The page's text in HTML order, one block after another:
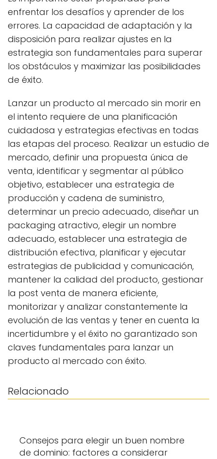
enfrentar los desafíos y aprender de los
errores. La capacidad de adaptación y la
disposición para realizar ajustes en la
estrategia son fundamentales para superar
los obstáculos y maximizar las posibilidades
de éxito.
Lanzar un producto al mercado sin morir en
el intento requiere de una planificación
cuidadosa y estrategias efectivas en todas
las etapas del proceso. Realizar un estudio de
mercado, definir una propuesta única de
venta, identificar y segmentar al público
objetivo, establecer una estrategia de
producción y cadena de suministro,
determinar un precio adecuado, diseñar un
packaging atractivo, elegir un nombre
adecuado, establecer una estrategia de
distribución efectiva, planificar y ejecutar
estrategias de publicidad y comunicación,
mantener la calidad del producto, gestionar
la post venta de manera eficiente,
monitorizar y analizar constantemente la
evolución de las ventas y tener en cuenta la
incertidumbre y el éxito no garantizado son
claves fundamentales para lanzar un
producto al mercado con éxito.
Relacionado
Consejos para elegir un buen nombre
de dominio: factores a considerar